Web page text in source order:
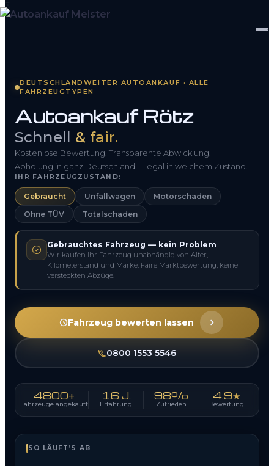
So funktioniert’s
Kontakt
FAQ
0800 1553 5546
Kostenlos anfragen
DEUTSCHLANDWEITER AUTOANKAUF · ALLE
FAHRZEUGTYPEN
Autoankauf Rötz
Schnell & fair.
Kostenlose Bewertung. Transparente Abwicklung.
Abholung in ganz Deutschland — egal in welchem Zustand.
IHR FAHRZEUGZUSTAND:
Gebraucht Unfallwagen
Motorschaden
Ohne TÜV
Totalschaden
Gebrauchtes Fahrzeug — kein Problem
Wir kaufen Ihr Fahrzeug unabhängig von Alter,
Kilometerstand und Marke. Faire Marktbewertung, keine
versteckten Abzüge.
Fahrzeug bewerten lassen
0800 1553 5546
4800+
Fahrzeuge angekauft
16 J.
Erfahrung
98%
Zufrieden
4.9★
Bewertung
SO LÄUFT’S AB